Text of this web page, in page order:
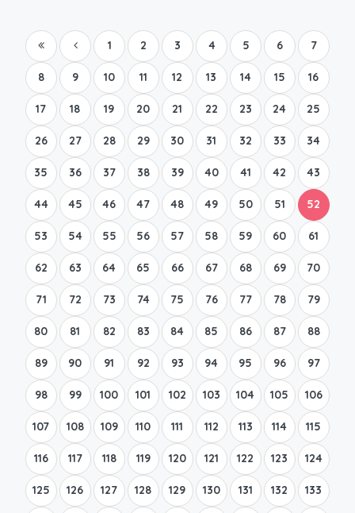
1 2 3 4 5 6 7
8 9 10 11 12 13 14 15 16
17 18 19 20 21 22 23 24 25
26 27 28 29 30 31 32 33 34
35 36 37 38 39 40 41 42 43
44 45 46 47 48 49 50 51 52
53 54 55 56 57 58 59 60 61
62 63 64 65 66 67 68 69 70
71 72 73 74 75 76 77 78 79
80 81 82 83 84 85 86 87 88
89 90 91 92 93 94 95 96 97
98 99 100 101 102 103 104 105 106
107 108 109 110 111 112 113 114 115
116 117 118 119 120 121 122 123 124
125 126 127 128 129 130 131 132 133